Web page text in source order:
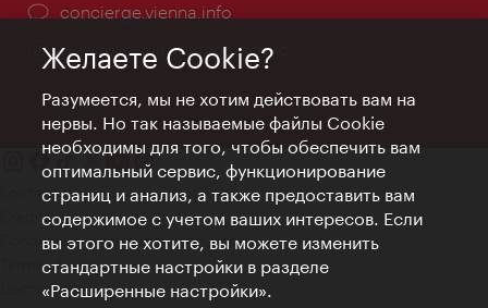
concierge.vienna.info
Информация круглосуточно
Контакт
Credits
Положение о конфиденциальности
Terms of Use
Доступность
Желаете Cookie?
Разумеется, мы не хотим действовать вам на
нервы. Но так называемые файлы Cookie
необходимы для того, чтобы обеспечить вам
оптимальный сервис, функционирование
страниц и анализ, а также предоставить вам
содержимое с учетом ваших интересов. Если
вы этого не хотите, вы можете изменить
стандартные настройки в разделе
«Расширенные настройки».